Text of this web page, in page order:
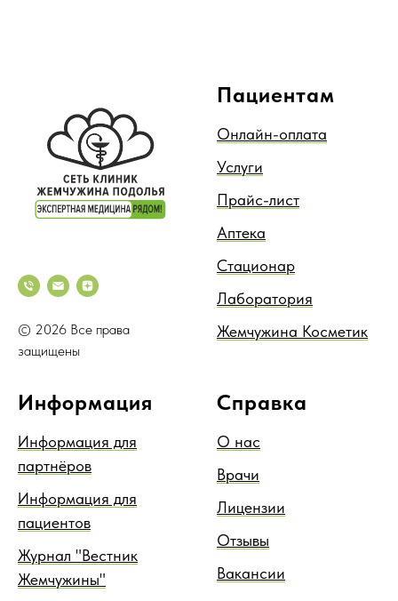
© 2026 Все права
защищены
Пациентам
Онлайн-оплата
Услуги
Прайс-лист
Аптека
Стационар
Лаборатория
Жемчужина Косметик
Информация
Информация для
партнёров
Информация для
пациентов
Журнал "Вестник
Жемчужины"
Справка
О нас
Врачи
Лицензии
Отзывы
Вакансии